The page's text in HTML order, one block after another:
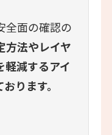
全面の確認の
方法やレイヤ
軽減するアイ
ります。